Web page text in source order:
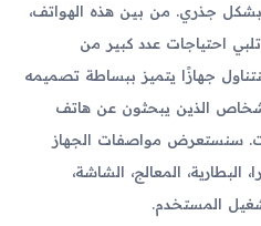
بشكل جذري. من بين هذه الهواتف،
تلبي احتياجات عدد كبير من
جهازًا يتميز ببساطة تصميمه
الذين يبحثون عن هاتف
سنستعرض مواصفات الجهاز
المعالج، الشاشة،
المستخدم.